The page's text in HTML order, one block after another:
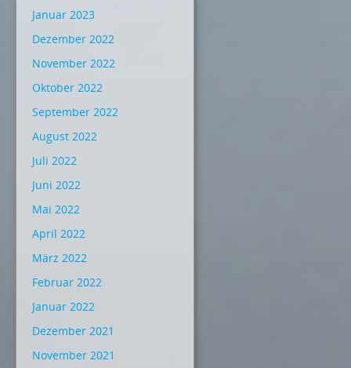
Januar 2023
Dezember 2022
November 2022
Oktober 2022
September 2022
August 2022
Juli 2022
Juni 2022
Mai 2022
April 2022
März 2022
Februar 2022
Januar 2022
Dezember 2021
November 2021